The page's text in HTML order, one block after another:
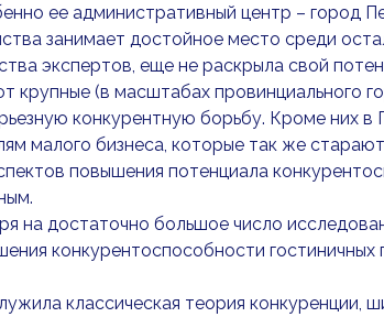
ее административный центр – город
занимает достойное место среди
экспертов, еще не раскрыла свой
(в масштабах провинциального
конкурентную борьбу. Кроме них в
малого бизнеса, которые так же
повышения потенциала
на достаточно большое число
конкурентоспособности гостиничных
классическая теория конкуренции,